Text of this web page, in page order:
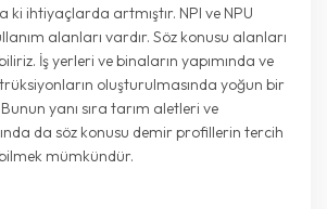
ki ihtiyaçlarda artmıştır. NPI ve NPU
alanları vardır. Söz konusu alanları
İş yerleri ve binaların yapımında ve
oluşturulmasında yoğun bir
yanı sıra tarım aletleri ve
da söz konusu demir profillerin tercih
mümkündür.